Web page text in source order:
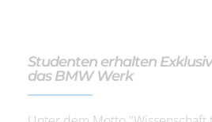
Studenten erhalten
das BMW Werk